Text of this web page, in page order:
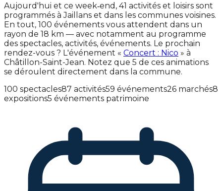
Aujourd'hui et ce week‑end, 41 activités et loisirs sont
programmés à Jaillans et dans les communes voisines.
En tout, 100 événements vous attendent dans un
rayon de 18 km — avec notamment au programme
des spectacles, activités, événements. Le prochain
rendez-vous ? L'événement « Concert : Nico » à
Châtillon-Saint-Jean. Notez que 5 de ces animations
se déroulent directement dans la commune.
100 spectacles87 activités59 événements26 marchés8
expositions5 événements patrimoine